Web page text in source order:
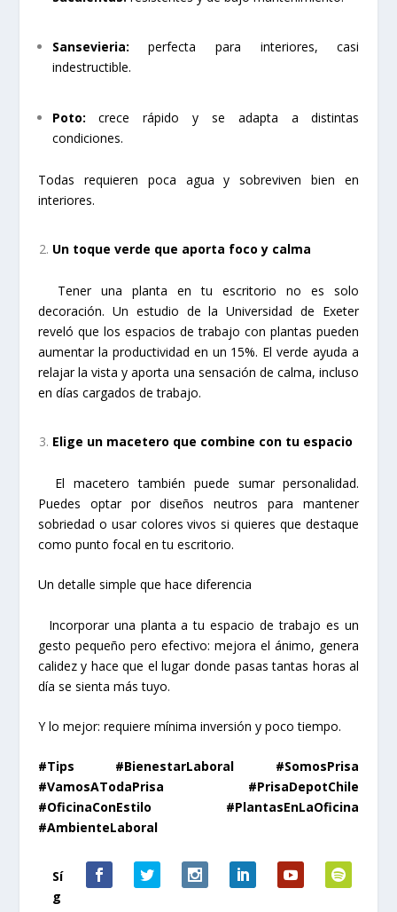
Sansevieria: perfecta para interiores, casi
indestructible.
Poto: crece rápido y se adapta a distintas
condiciones.
Todas requieren poca agua y sobreviven bien en
interiores.
Un toque verde que aporta foco y calma
Tener una planta en tu escritorio no es solo
decoración. Un estudio de la Universidad de Exeter
reveló que los espacios de trabajo con plantas pueden
aumentar la productividad en un 15%. El verde ayuda a
relajar la vista y aporta una sensación de calma, incluso
en días cargados de trabajo.
Elige un macetero que combine con tu espacio
El macetero también puede sumar personalidad.
Puedes optar por diseños neutros para mantener
sobriedad o usar colores vivos si quieres que destaque
como punto focal en tu escritorio.
Un detalle simple que hace diferencia
Incorporar una planta a tu espacio de trabajo es un
gesto pequeño pero efectivo: mejora el ánimo, genera
calidez y hace que el lugar donde pasas tantas horas al
día se sienta más tuyo.
Y lo mejor: requiere mínima inversión y poco tiempo.
#Tips #BienestarLaboral #SomosPrisa
#VamosATodaPrisa #PrisaDepotChile
#OficinaConEstilo #PlantasEnLaOficina
#AmbienteLaboral
Sí
g